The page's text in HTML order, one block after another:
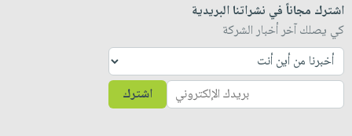
اشترك مجاناً في نشراتنا البريدية
كي يصلك آخر أخبار الشركة
اشترك